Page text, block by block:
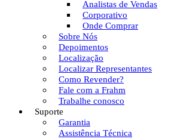
Analistas de Vendas
Corporativo
Onde Comprar
Sobre Nós
Depoimentos
Localização
Localizar Representantes
Como Revender?
Fale com a Frahm
Trabalhe conosco
Suporte
Garantia
Assistência Técnica